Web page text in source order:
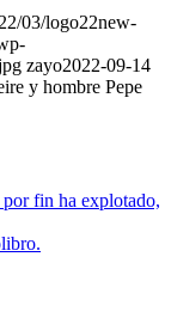
03/logo22new-
zayo2022-09-14
y hombre Pepe
fin ha explotado,